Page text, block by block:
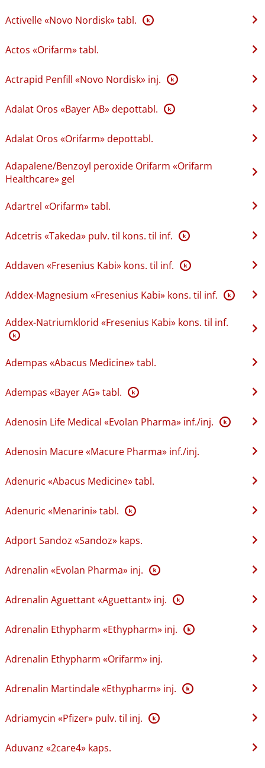
Activelle «Novo Nordisk» tabl. K
Actos «Orifarm» tabl.
Actrapid Penfill «Novo Nordisk» inj. K
Adalat Oros «Bayer AB» depottabl. K
Adalat Oros «Orifarm» depottabl.
Adapalene​/​Benzoyl peroxide Orifarm «Orifarm
Healthcare» gel
Adartrel «Orifarm» tabl.
Adcetris «Takeda» pulv. til kons. til inf. K
Addaven «Fresenius Kabi» kons. til inf. K
Addex-Magnesium «Fresenius Kabi» kons. til inf. K
Addex-Natriumklorid «Fresenius Kabi» kons. til inf.
K
Adempas «Abacus Medicine» tabl.
Adempas «Bayer AG» tabl. K
Adenosin Life Medical «Evolan Pharma» inf.​/​inj. K
Adenosin Macure «Macure Pharma» inf.​/​inj.
Adenuric «Abacus Medicine» tabl.
Adenuric «Menarini» tabl. K
Adport Sandoz «Sandoz» kaps.
Adrenalin «Evolan Pharma» inj. K
Adrenalin Aguettant «Aguettant» inj. K
Adrenalin Ethypharm «Ethypharm» inj. K
Adrenalin Ethypharm «Orifarm» inj.
Adrenalin Martindale «Ethypharm» inj. K
Adriamycin «Pfizer» pulv. til inj. K
Aduvanz «2care4» kaps.